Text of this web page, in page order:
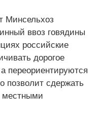
Минсельхоз
ввоз говядины
российские
дорогое
переориентируются
позволит сдержать